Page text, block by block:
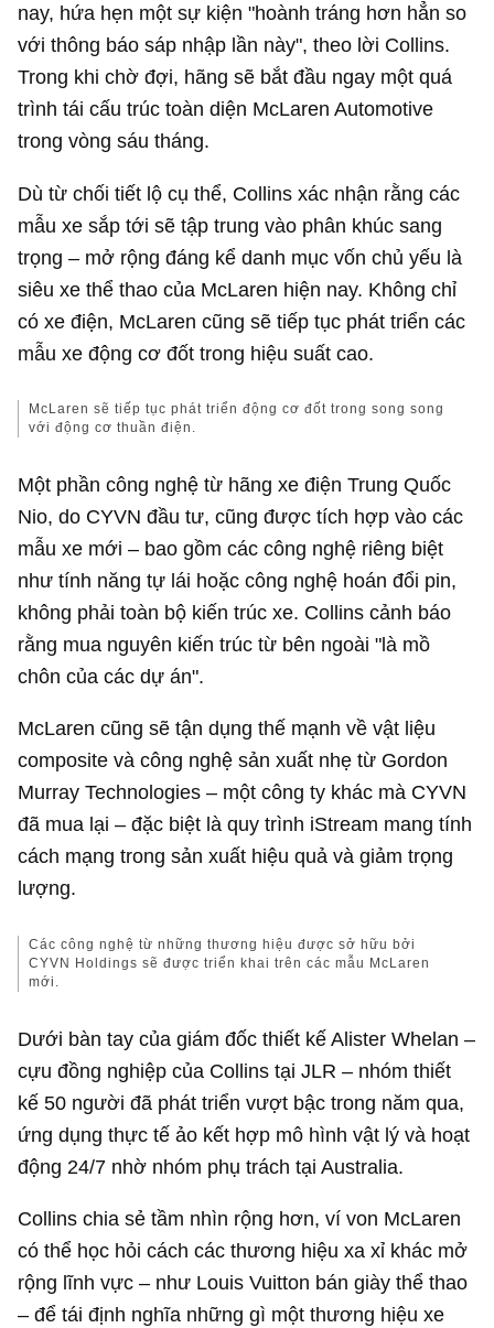
nay, hứa hẹn một sự kiện "hoành tráng hơn hẳn so
với thông báo sáp nhập lần này", theo lời Collins.
Trong khi chờ đợi, hãng sẽ bắt đầu ngay một quá
trình tái cấu trúc toàn diện McLaren Automotive
trong vòng sáu tháng.
Dù từ chối tiết lộ cụ thể, Collins xác nhận rằng các
mẫu xe sắp tới sẽ tập trung vào phân khúc sang
trọng – mở rộng đáng kể danh mục vốn chủ yếu là
siêu xe thể thao của McLaren hiện nay. Không chỉ
có xe điện, McLaren cũng sẽ tiếp tục phát triển các
mẫu xe động cơ đốt trong hiệu suất cao.
McLaren sẽ tiếp tục phát triển động cơ đốt trong song song
với động cơ thuần điện.
Một phần công nghệ từ hãng xe điện Trung Quốc
Nio, do CYVN đầu tư, cũng được tích hợp vào các
mẫu xe mới – bao gồm các công nghệ riêng biệt
như tính năng tự lái hoặc công nghệ hoán đổi pin,
không phải toàn bộ kiến trúc xe. Collins cảnh báo
rằng mua nguyên kiến trúc từ bên ngoài "là mồ
chôn của các dự án".
McLaren cũng sẽ tận dụng thế mạnh về vật liệu
composite và công nghệ sản xuất nhẹ từ Gordon
Murray Technologies – một công ty khác mà CYVN
đã mua lại – đặc biệt là quy trình iStream mang tính
cách mạng trong sản xuất hiệu quả và giảm trọng
lượng.
Các công nghệ từ những thương hiệu được sở hữu bởi
CYVN Holdings sẽ được triển khai trên các mẫu McLaren
mới.
Dưới bàn tay của giám đốc thiết kế Alister Whelan –
cựu đồng nghiệp của Collins tại JLR – nhóm thiết
kế 50 người đã phát triển vượt bậc trong năm qua,
ứng dụng thực tế ảo kết hợp mô hình vật lý và hoạt
động 24/7 nhờ nhóm phụ trách tại Australia.
Collins chia sẻ tầm nhìn rộng hơn, ví von McLaren
có thể học hỏi cách các thương hiệu xa xỉ khác mở
rộng lĩnh vực – như Louis Vuitton bán giày thể thao
– để tái định nghĩa những gì một thương hiệu xe